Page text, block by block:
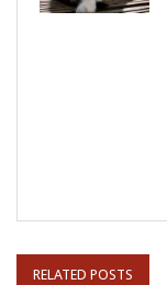
RELATED POSTS